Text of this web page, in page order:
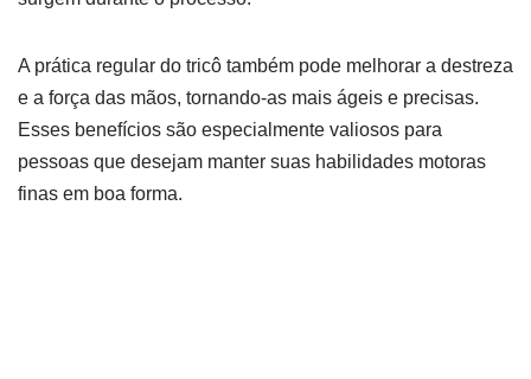
A prática regular do tricô também pode melhorar a destreza
e a força das mãos, tornando-as mais ágeis e precisas.
Esses benefícios são especialmente valiosos para
pessoas que desejam manter suas habilidades motoras
finas em boa forma.